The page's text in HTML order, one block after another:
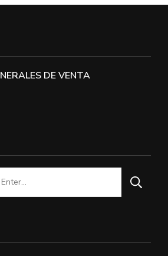
DE VENTA